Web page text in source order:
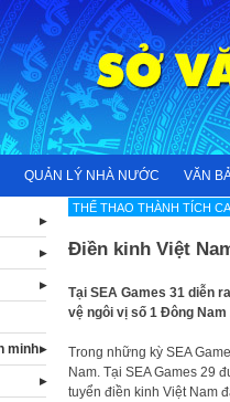
QUẢN LÝ NHÀ NƯỚC VĂN
THẾ THAO THÀNH TÍCH
Điền kinh Việt
Tại SEA Games 31 diễn
vệ ngôi vị số 1 Đông Nam
Trong những kỳ SEA
Nam. Tại SEA Games 29
tuyển điền kinh Việt Nam
minh